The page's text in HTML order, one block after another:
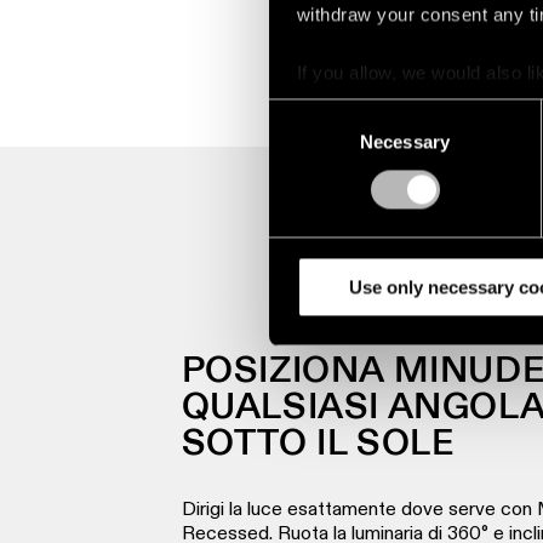
withdraw your consent any
If you allow, we would also
Collect information
Identify your device
Find out more about how
analyze our traffic. We also
partners.
Necessary
Use only necessary
POSIZIONA
QUALSIASI
SOTTO IL SOLE
Dirigi la luce esattamente dove serve con
Recessed. Ruota la luminaria di 360° e